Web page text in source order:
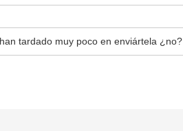
tardado muy poco en enviártela ¿no?